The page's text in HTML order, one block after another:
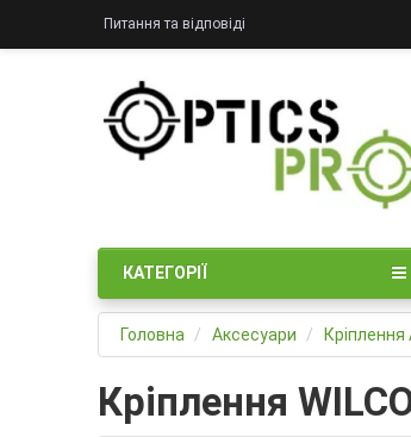
Питання та відповіді
КАТЕГОРІЇ
Головна Аксесуари Кріплення
Кріплення